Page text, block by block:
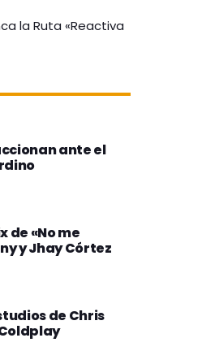
la Ruta «Reactiva
ante el
de «No me
y Jhay Córtez
de Chris